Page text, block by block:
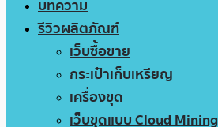
บทความ
รีวิวผลิตภัณฑ์
เว็บซื้อขาย
กระเป๋าเก็บเหรียญ
เครื่องขุด
เว็บขุดแบบ Cloud Mining